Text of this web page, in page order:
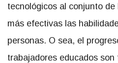
tecnológicos al conjunto
más efectivas las
personas. O sea, el
trabajadores educados